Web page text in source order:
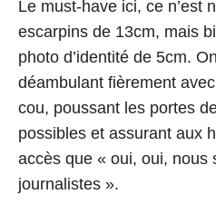
Le must-have ici, ce n’est
escarpins de 13cm, mais
photo d’identité de 5cm.
déambulant fièrement
cou, poussant les portes
possibles et assurant aux
accès que « oui, oui, nous
journalistes ».